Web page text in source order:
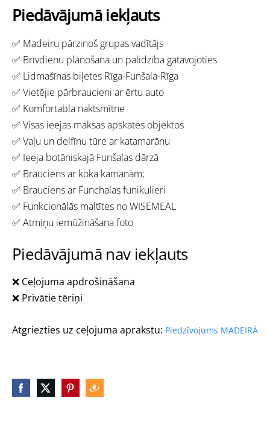
Piedāvājumā iekļauts
✅ Madeiru pārzinoš grupas vadītājs
✅ Brīvdienu plānošana un palīdzība gatavojoties
✅ Lidmašīnas biļetes Rīga-Funšala-Rīga
✅ Vietējie pārbraucieni ar ērtu auto
✅ Komfortabla naktsmītne
✅ Visas ieejas maksas apskates objektos
✅ Vaļu un delfīnu tūre ar katamarānu
✅ Ieeja botāniskajā Funšalas dārzā
✅ Brauciens ar koka kamanām;
✅ Brauciens ar Funchalas funikulieri
✅ Funkcionālās maltītes no WISEMEAL
✅ Atmiņu iemūžināšana foto
Piedāvājumā nav iekļauts
❌ Ceļojuma apdrošināšana
❌ Privātie tēriņi
Atgriezties uz ceļojuma aprakstu: Piedzīvojums MADEIRĀ